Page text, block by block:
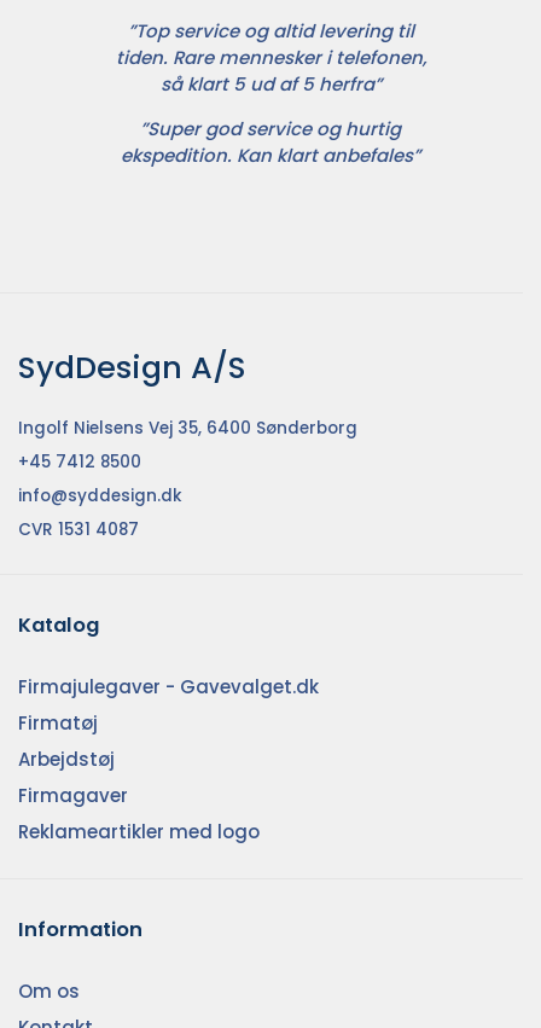
”Top service og altid levering til
tiden. Rare mennesker i telefonen,
så klart 5 ud af 5 herfra”
”Super god service og hurtig
ekspedition. Kan klart anbefales”
SydDesign A/S
Ingolf Nielsens Vej 35, 6400 Sønderborg
+45 7412 8500
info@syddesign.dk
CVR 1531 4087
Katalog
Firmajulegaver - Gavevalget.dk
Firmatøj
Arbejdstøj
Firmagaver
Reklameartikler med logo
Information
Om os